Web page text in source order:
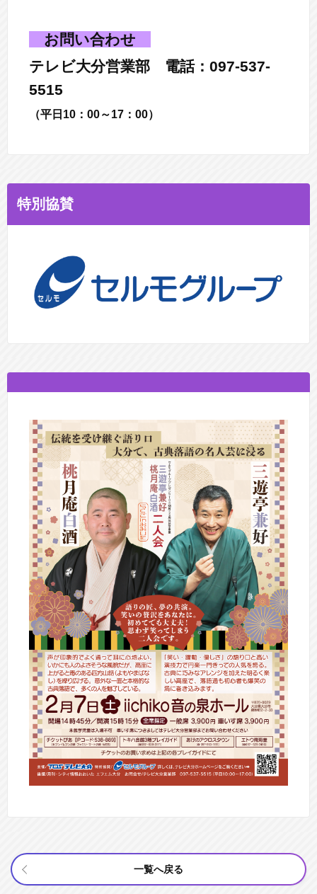
お問い合わせ
テレビ大分営業部 電話：097-537-
5515
（平日10：00～17：00）
特別協賛
一覧へ戻る